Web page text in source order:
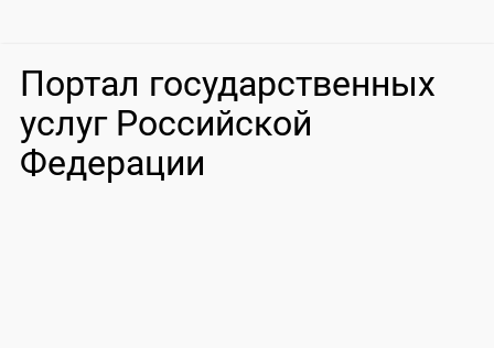
Портал государственных
услуг Российской
Федерации